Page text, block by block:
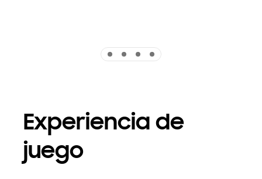
Experiencia de
juego